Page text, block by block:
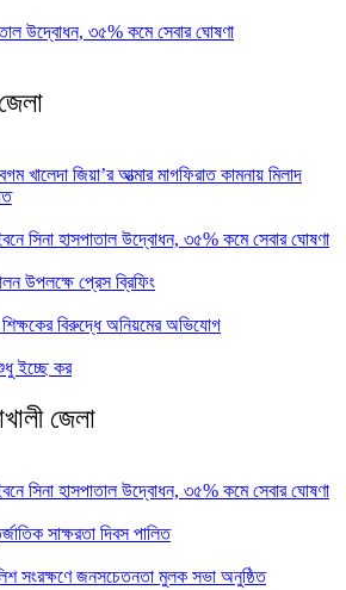
উদ্বোধন, ৩৫% কমে সেবার ঘোষণা
খালেদা জিয়া’র আত্মার মাগফিরাত কামনায় মিলাদ
সিনা হাসপাতাল উদ্বোধন, ৩৫% কমে সেবার ঘোষণা
উপলক্ষে প্রেস ব্রিফিং
বিরুদ্ধে অনিয়মের অভিযোগ
ইচ্ছে কর
জেলা
সিনা হাসপাতাল উদ্বোধন, ৩৫% কমে সেবার ঘোষণা
সাক্ষরতা দিবস পালিত
সংরক্ষণে জনসচেতনতা মুলক সভা অনুষ্ঠিত